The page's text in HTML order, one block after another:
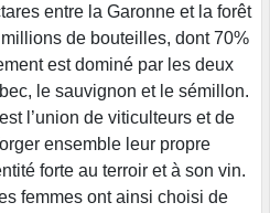
entre la Garonne et la forêt
de bouteilles, dont 70%
est dominé par les deux
le sauvignon et le sémillon.
l’union de viticulteurs et de
ensemble leur propre
forte au terroir et à son vin.
femmes ont ainsi choisi de